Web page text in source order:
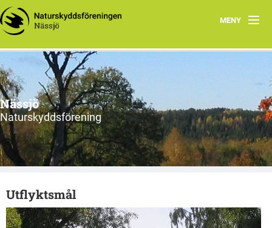
MENY
Hem
Utflyktsmål
Om
Nässjö
Naturskyddsförening
Utflyktsmål